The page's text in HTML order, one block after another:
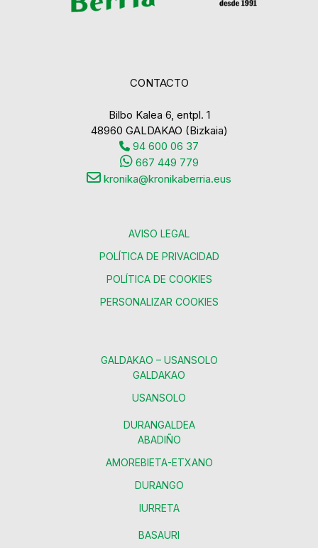
CONTACTO
Bilbo Kalea 6, entpl. 1
48960 GALDAKAO (Bizkaia)
94 600 06 37
667 449 779
kronika@kronikaberria.eus
AVISO LEGAL
POLÍTICA DE PRIVACIDAD
POLÍTICA DE COOKIES
PERSONALIZAR COOKIES
GALDAKAO – USANSOLO
GALDAKAO
USANSOLO
DURANGALDEA
ABADIÑO
AMOREBIETA-ETXANO
DURANGO
IURRETA
BASAURI